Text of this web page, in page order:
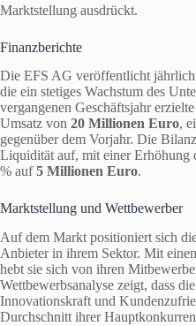
Marktstellung ausdrückt.
Finanzberichte
Die EFS AG veröffentlicht
die ein stetiges Wachstum des
vergangenen Geschäftsjahr
Umsatz von 20 Millionen Euro,
gegenüber dem Vorjahr. Die
Liquidität auf, mit einer Erhöhung
% auf5 Millionen Euro.
Marktstellung und Wettbewerber
Auf dem Markt positioniert sich
Anbieter in ihrem Sektor. Mit
hebt sie sich von ihren
Wettbewerbsanalyse zeigt, dass
Innovationskraft und
Durchschnitt ihrer